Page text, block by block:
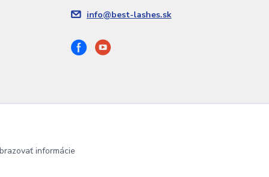
info@best-lashes.sk
informácie